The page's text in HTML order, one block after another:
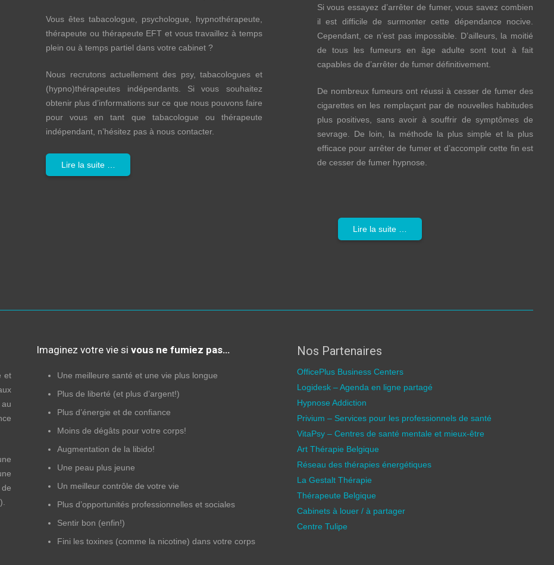
Vous êtes tabacologue, psychologue, hypnothérapeute,
thérapeute ou thérapeute EFT et vous travaillez à temps
plein ou à temps partiel dans votre cabinet ?
Nous recrutons actuellement des psy, tabacologues et
(hypno)thérapeutes indépendants. Si vous souhaitez
obtenir plus d’informations sur ce que nous pouvons faire
pour vous en tant que tabacologue ou thérapeute
indépendant, n’hésitez pas à nous contacter.
Lire la suite …
Si vous essayez d’arrêter de fumer, vous savez combien
il est difficile de surmonter cette dépendance nocive.
Cependant, ce n’est pas impossible. D’ailleurs, la moitié
de tous les fumeurs en âge adulte sont tout à fait
capables de d’arrêter de fumer définitivement.
De nombreux fumeurs ont réussi à cesser de fumer des
cigarettes en les remplaçant par de nouvelles habitudes
plus positives, sans avoir à souffrir de symptômes de
sevrage. De loin, la méthode la plus simple et la plus
efficace pour arrêter de fumer et d’accomplir cette fin est
de cesser de fumer hypnose.
Lire la suite …
et
Imaginez votre vie si vous ne fumiez pas…
Une meilleure santé et une vie plus longue
Plus de liberté (et plus d’argent!)
Plus d’énergie et de confiance
Moins de dégâts pour votre corps!
Augmentation de la libido!
Une peau plus jeune
Un meilleur contrôle de votre vie
Plus d’opportunités professionnelles et sociales
Sentir bon (enfin!)
Fini les toxines (comme la nicotine) dans votre corps
Nos Partenaires
OfficePlus Business Centers
Logidesk – Agenda en ligne partagé
Hypnose Addiction
Privium – Services pour les professionnels de santé
VitaPsy – Centres de santé mentale et mieux-être
Art Thérapie Belgique
Réseau des thérapies énergétiques
La Gestalt Thérapie
Thérapeute Belgique
Cabinets à louer / à partager
Centre Tulipe